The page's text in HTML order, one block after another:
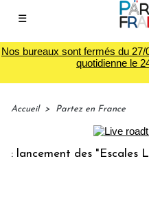
☰
Nos bureaux sont fermés du
quotidienne le
Accueil > Partez en France
des "Escales